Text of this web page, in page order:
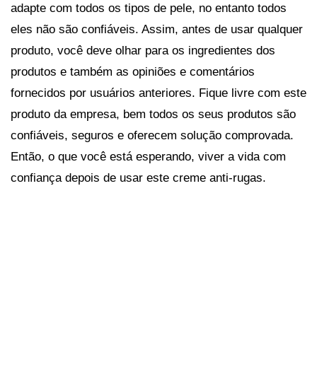
adapte com todos os tipos de pele, no entanto todos
eles não são confiáveis. Assim, antes de usar qualquer
produto, você deve olhar para os ingredientes dos
produtos e também as opiniões e comentários
fornecidos por usuários anteriores. Fique livre com este
produto da empresa, bem todos os seus produtos são
confiáveis, seguros e oferecem solução comprovada.
Então, o que você está esperando, viver a vida com
confiança depois de usar este creme anti-rugas.